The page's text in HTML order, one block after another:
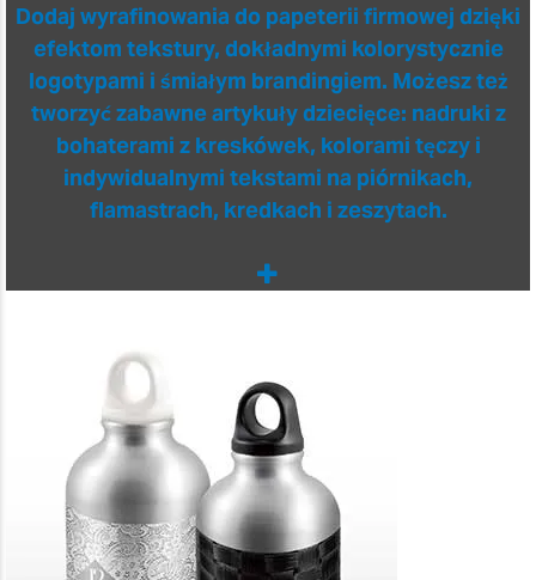
Dodaj wyrafinowania do papeterii firmowej dzięki
efektom tekstury, dokładnymi kolorystycznie
logotypami i śmiałym brandingiem. Możesz też
tworzyć zabawne artykuły dziecięce: nadruki z
bohaterami z kreskówek, kolorami tęczy i
indywidualnymi tekstami na piórnikach,
flamastrach, kredkach i zeszytach.